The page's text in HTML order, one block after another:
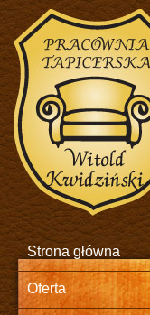
Strona główna
Oferta